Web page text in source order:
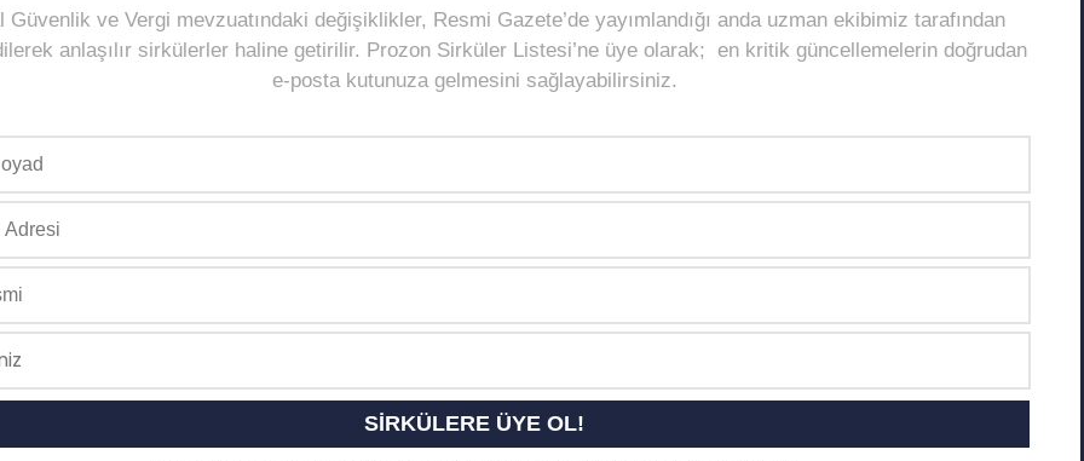
Güvenlik ve Vergi mevzuatındaki değişiklikler, Resmi Gazete’de yayımlandığı anda uzman ekibimiz tarafından
anlaşılır sirkülerler haline getirilir. Prozon Sirküler Listesi’ne üye olarak; en kritik güncellemelerin doğrudan
e-posta kutunuza gelmesini sağlayabilirsiniz.